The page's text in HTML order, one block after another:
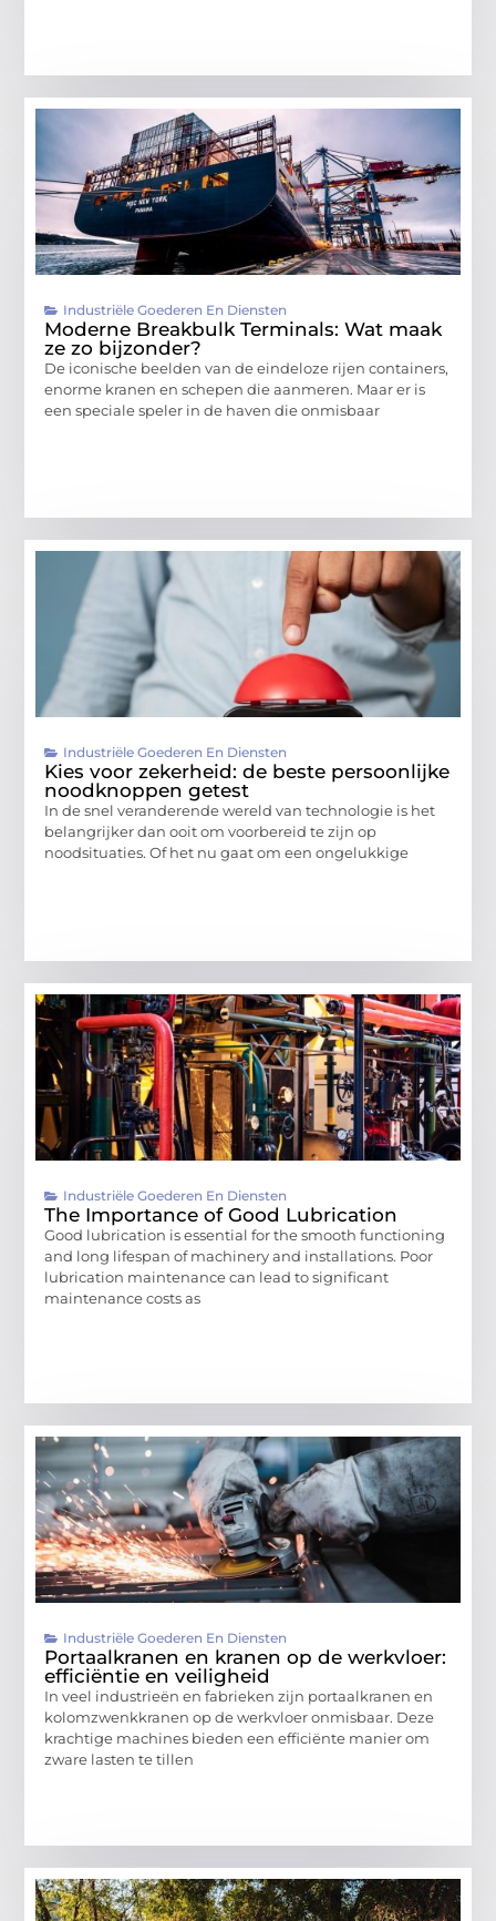
Industriële Goederen En Diensten
Moderne Breakbulk Terminals: Wat maak
ze zo bijzonder?
De iconische beelden van de eindeloze rijen containers,
enorme kranen en schepen die aanmeren. Maar er is
een speciale speler in de haven die onmisbaar
Industriële Goederen En Diensten
Kies voor zekerheid: de beste persoonlijke
noodknoppen getest
In de snel veranderende wereld van technologie is het
belangrijker dan ooit om voorbereid te zijn op
noodsituaties. Of het nu gaat om een ongelukkige
Industriële Goederen En Diensten
The Importance of Good Lubrication
Good lubrication is essential for the smooth functioning
and long lifespan of machinery and installations. Poor
lubrication maintenance can lead to significant
maintenance costs as
Industriële Goederen En Diensten
Portaalkranen en kranen op de werkvloer:
efficiëntie en veiligheid
In veel industrieën en fabrieken zijn portaalkranen en
kolomzwenkkranen op de werkvloer onmisbaar. Deze
krachtige machines bieden een efficiënte manier om
zware lasten te tillen